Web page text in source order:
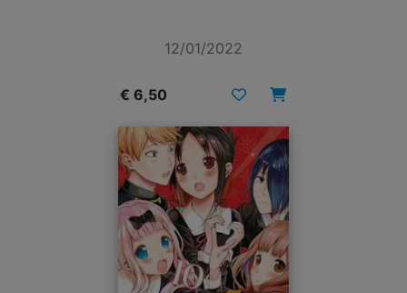
12/01/2022
€ 6,50